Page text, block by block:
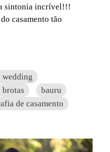
sintonia incrível!!!
casamento tão
wedding
brotas
bauru
de casamento